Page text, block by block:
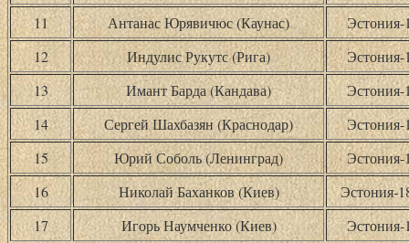
11
Антанас Юрявичюс (Каунас)
Эстония-
12
Индулис Рукутс (Рига)
Эстония-
13
Имант Барда (Кандава)
Эстония-
14
Сергей Шахбазян (Краснодар)
Эстония-
15
Юрий Соболь (Ленинград)
Эстония-
16
Николай Баханков (Киев)
Эстония-
17
Игорь Наумченко (Киев) Эстония-